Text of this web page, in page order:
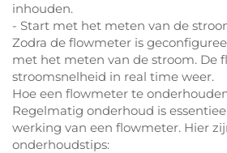
inhouden.
- Start met het meten van de
Zodra de flowmeter is
met het meten van de stroom. De
stroomsnelheid in real time weer.
Hoe een flowmeter te
Regelmatig onderhoud is
werking van een flowmeter. Hier
onderhoudstips: